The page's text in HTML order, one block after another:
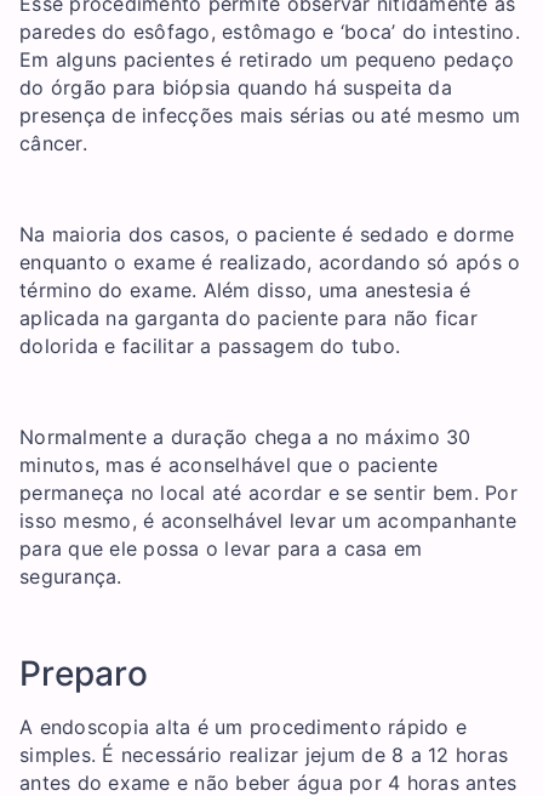
paredes do esôfago, estômago e ‘boca’ do intestino.
Em alguns pacientes é retirado um pequeno pedaço
do órgão para biópsia quando há suspeita da
presença de infecções mais sérias ou até mesmo um
câncer.
Na maioria dos casos, o paciente é sedado e dorme
enquanto o exame é realizado, acordando só após o
término do exame. Além disso, uma anestesia é
aplicada na garganta do paciente para não ficar
dolorida e facilitar a passagem do tubo.
Normalmente a duração chega a no máximo 30
minutos, mas é aconselhável que o paciente
permaneça no local até acordar e se sentir bem. Por
isso mesmo, é aconselhável levar um acompanhante
para que ele possa o levar para a casa em
segurança.
Preparo
A endoscopia alta é um procedimento rápido e
simples. É necessário realizar jejum de 8 a 12 horas
antes do exame e não beber água por 4 horas antes